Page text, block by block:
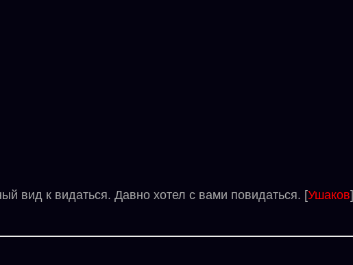
вид к видаться. Давно хотел с вами повидаться. [Ушаков]